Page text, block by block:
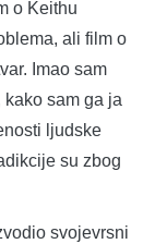
o Keithu
ali film o
Imao sam
sam ga ja
ljudske
su zbog
svojevrsni